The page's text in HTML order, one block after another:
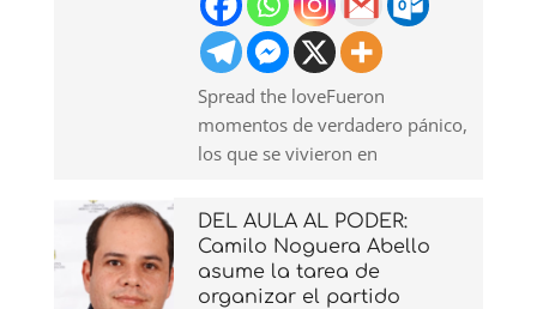
Spread the loveFueron
momentos de verdadero pánico,
los que se vivieron en
DEL AULA AL PODER:
Camilo Noguera Abello
asume la tarea de
organizar el partido